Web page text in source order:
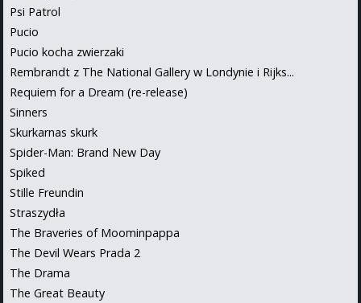
Psi Patrol
Pucio
Pucio kocha zwierzaki
Rembrandt z The National Gallery w Londynie i Rijks...
Requiem for a Dream (re-release)
Sinners
Skurkarnas skurk
Spider-Man: Brand New Day
Spiked
Stille Freundin
Straszydła
The Braveries of Moominpappa
The Devil Wears Prada 2
The Drama
The Great Beauty